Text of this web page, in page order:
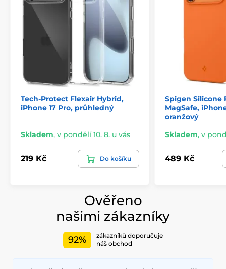
stabilní.
Styl, který neokoukáte
Poloprůhledná zadní strana propouští světlo tak, aby
decentně odhalila logo telefonu – bez ztráty soukromí
Tech-Protect Flexair Hybrid,
iPhone 17 Pro, průhledný
Skladem, v pondělí 10. 8. u vás
219 Kč Do košíku
Spigen Silicone
MagSafe,
oranžový
Skladem, v
489 Kč
Ověřeno
našimi zákazníky
92%
zákazníků doporučuje
náš obchod